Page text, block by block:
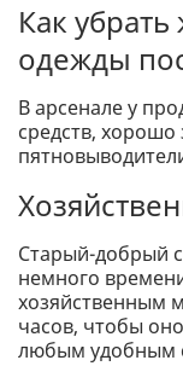
Как
одежды
В арсенале у
средств,
Старый-добрый
немного
хозяйственным
часов, чтобы
любым удобным